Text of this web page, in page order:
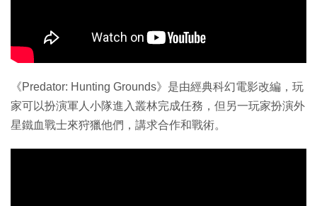
《Predator: Hunting Grounds》是由經典科幻電影改編，玩
家可以扮演軍人小隊進入叢林完成任務，但另一玩家扮演外
星鐵血戰士來狩獵他們，講求合作和戰術。